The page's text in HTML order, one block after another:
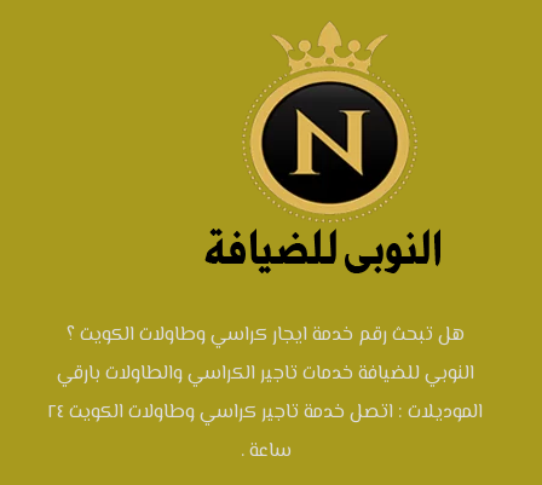
هل تبحث رقم خدمة ايجار كراسي وطاولات الكويت ؟
النوبي للضيافة خدمات تاجير الكراسي والطاولات بارقي
الموديلات : اتصل خدمة تاجير كراسي وطاولات الكويت ٢٤
ساعة .